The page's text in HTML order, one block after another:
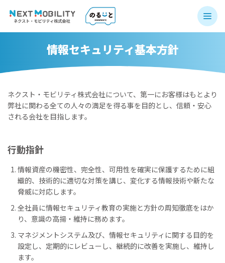
情報セキュリティ基本方針
ネクスト・モビリティ株式会社について、第一にお客様はもとより
弊社に関わる全ての人々の満足を得る事を目的とし、信頼・安心
される会社を目指します。
行動指針
情報資産の機密性、完全性、可用性を確実に保護するために組
織的、技術的に適切な対策を講じ、変化する情報技術や新たな
脅威に対応します。
全社員に情報セキュリティ教育の実施と方針の周知徹底をはか
り、意識の高揚・維持に務めます。
マネジメントシステム及び、情報セキュリティに関する目的を
設定し、定期的にレビューし、継続的に改善を実施し、維持し
ます。